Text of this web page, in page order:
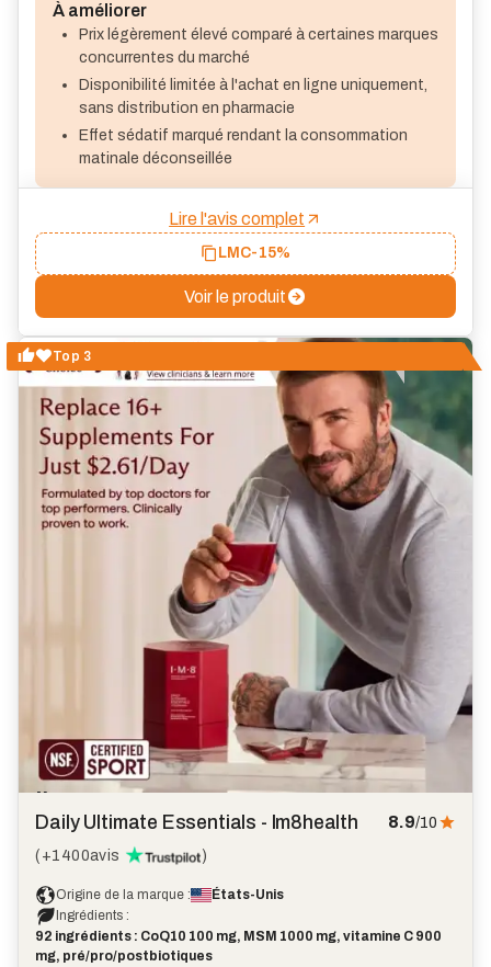
À améliorer
Prix légèrement élevé comparé à certaines marques
concurrentes du marché
Disponibilité limitée à l'achat en ligne uniquement,
sans distribution en pharmacie
Effet sédatif marqué rendant la consommation
matinale déconseillée
Lire l'avis complet
LMC-15%
Voir le produit
Top 3
Marque
coup
de
cœur
Daily Ultimate Essentials - Im8health 8.9/10
( +1400avis )
Origine de la marque :
États-Unis
Ingrédients :
92 ingrédients : CoQ10 100 mg, MSM 1000 mg, vitamine C 900
mg, pré/pro/postbiotiques